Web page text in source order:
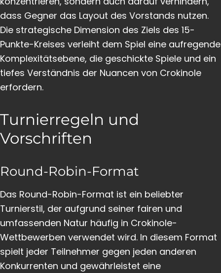
dass Gegner das Layout des Vorstands nutzen.
Die strategische Dimension des Ziels des 15-
Punkte-Kreises verleiht dem Spiel eine aufregende
Komplexitätsebene, die geschickte Spiele und ein
tiefes Verständnis der Nuancen von Crokinole
erfordern.
Turnierregeln und
Vorschriften
Round-Robin-Format
Das Round-Robin-Format ist ein beliebter
Turnierstil, der aufgrund seiner fairen und
umfassenden Natur häufig in Crokinole-
Wettbewerben verwendet wird. In diesem Format
spielt jeder Teilnehmer gegen jeden anderen
Konkurrenten und gewährleistet eine